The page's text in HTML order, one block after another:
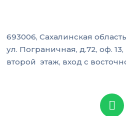
693006, Сахалинская
ул. Пограничная, д.72, оф.
второй этаж, вход с